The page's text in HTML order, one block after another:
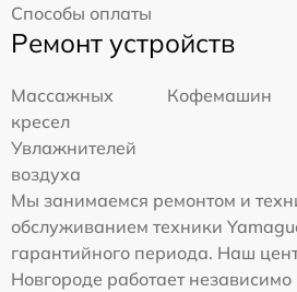
Способы оплаты
Ремонт устройств
Массажных
кресел
Кофемашин
Увлажнителей
воздуха
Мы занимаемся ремонтом и
обслуживанием техники
гарантийного периода. Наш
Новгороде работает